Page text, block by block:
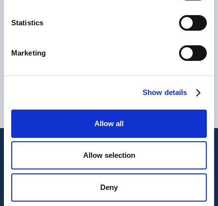
Statistics
Marketing
Show details
Allow all
Allow selection
Deny
Le ultime dal nostro magazine